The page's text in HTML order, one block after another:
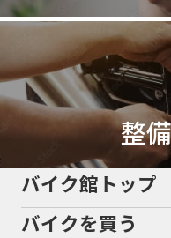
400ｃｃスポーツ
43馬力464848ps
4ミニ4月4気筒5/
50cc新車50cc限
50周年記念モデ
5インチカラー
60Thモデル 60th
61馬力636cc
整
バイク館トップ
バイクを買う